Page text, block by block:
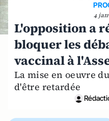
4
L'opposition a
bloquer les
vaccinal à
La mise en oeuvre
d'être retardée